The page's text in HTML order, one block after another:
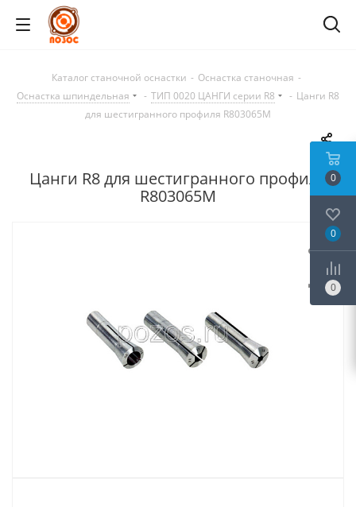
Каталог станочной оснастки - Оснастка станочная -
Оснастка шпиндельная
- ТИП 0020 ЦАНГИ серии R8 - Цанги R8
для шестигранного профиля R803065M
Цанги R8 для шестигранного профиля
R803065M
0
0
0